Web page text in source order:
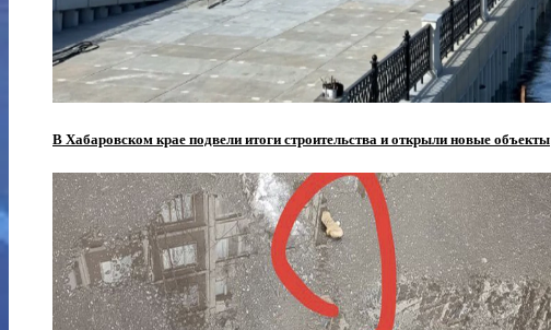
В Хабаровском крае подвели итоги строительства и открыли новые объекты